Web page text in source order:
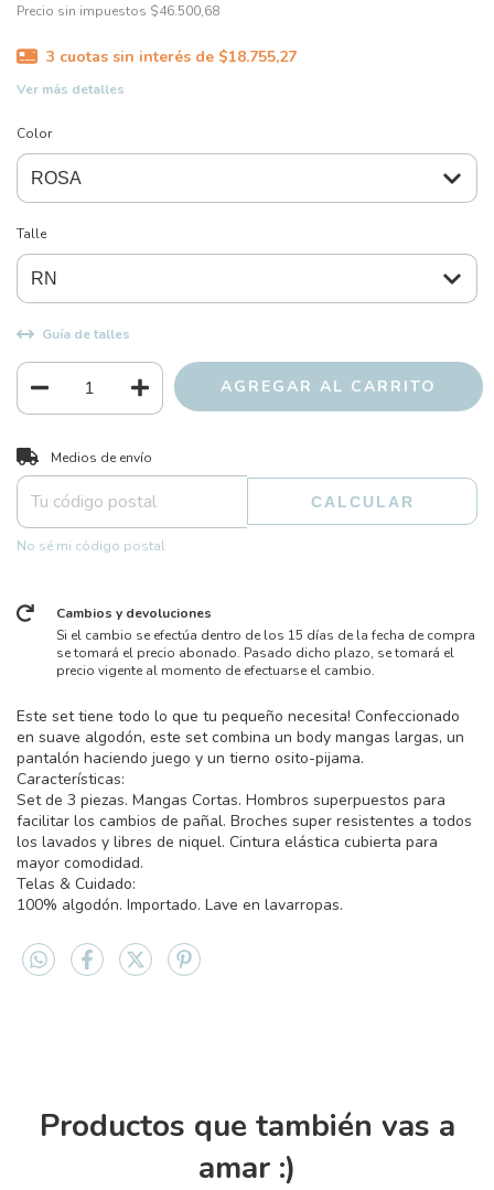
Precio sin impuestos $46.500,68
3 cuotas sin interés de $18.755,27
Ver más detalles
Color
Talle
Guía de talles
Entregas para el CP:
Medios de envío
CALCULAR
No sé mi código postal
Cambios y devoluciones
Si el cambio se efectúa dentro de los 15 días de la fecha de compra
se tomará el precio abonado. Pasado dicho plazo, se tomará el
precio vigente al momento de efectuarse el cambio.
Este set tiene todo lo que tu pequeño necesita! Confeccionado
en suave algodón, este set combina un body mangas largas, un
pantalón haciendo juego y un tierno osito-pijama.
Características:
Set de 3 piezas. Mangas Cortas. Hombros superpuestos para
facilitar los cambios de pañal. Broches super resistentes a todos
los lavados y libres de niquel. Cintura elástica cubierta para
mayor comodidad.
Telas & Cuidado:
100% algodón. Importado. Lave en lavarropas.
Productos que también vas a
amar :)